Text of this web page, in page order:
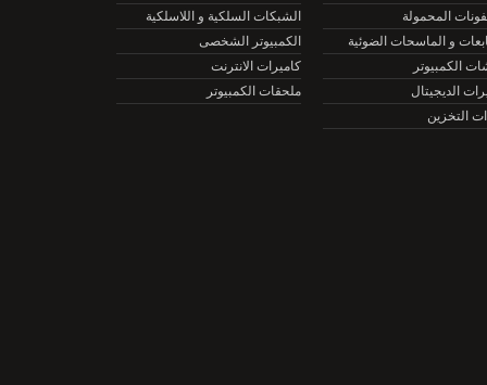
المحمولة
الشبكات السلكية و اللاسلكية
و الماسحات الضوئية
الكمبيوتر الشخصى
كاميرات الانترنت
الديجيتال
ملحقات الكمبيوتر